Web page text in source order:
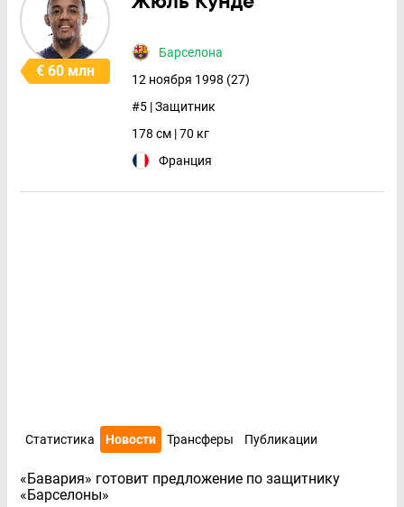
€ 60 млн
Барселона
12 ноября 1998 (27)
#5 | Защитник
178 см | 70 кг
Франция
Статистика Новости Трансферы Публикации
«Бавария» готовит предложение по защитнику
«Барселоны»